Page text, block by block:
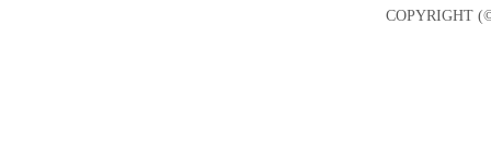
COPYRIGHT